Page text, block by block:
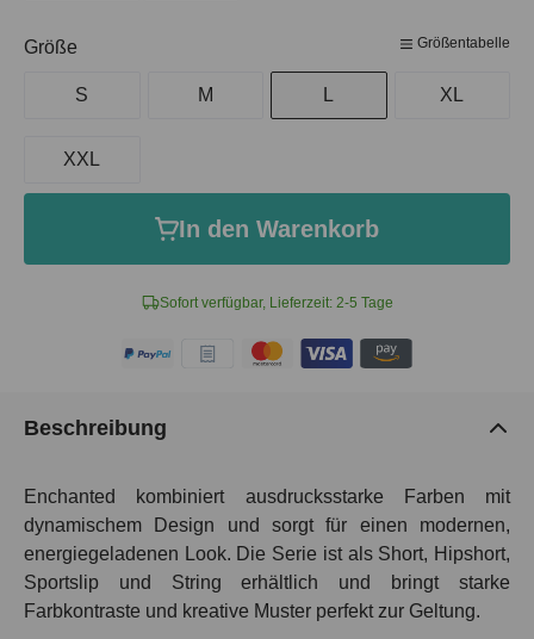
Sofort verfügbar, Lieferzeit: 2-5 Tage
Größe Größentabelle
S M L XL
XXL
In den Warenkorb
Beschreibung
Enchanted kombiniert ausdrucksstarke Farben mit
dynamischem Design und sorgt für einen modernen,
energiegeladenen Look. Die Serie ist als Short, Hipshort,
Sportslip und String erhältlich und bringt starke
Farbkontraste und kreative Muster perfekt zur Geltung.